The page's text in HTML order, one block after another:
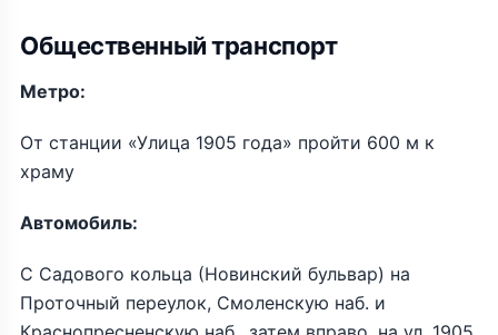
Общественный транспорт
Метро:
От станции «Улица 1905 года» пройти 600 м к
храму
Автомобиль:
С Садового кольца (Новинский бульвар) на
Проточный переулок, Смоленскую наб. и